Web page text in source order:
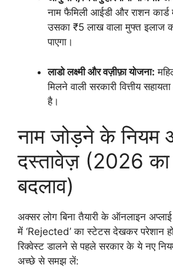
नाम फैमिली आईडी और राशन कार्ड
उसका ₹5 लाख वाला मुफ्त इलाज
पाएगा।
लाडो लक्ष्मी और वज़ीफ़ा योजना:
मिलने वाली सरकारी वित्तीय
है।
नाम जोड़ने के नियम
दस्तावेज़ (2026 का
बदलाव)
अक्सर लोग बिना तैयारी के ऑनलाइन
में ‘Rejected’ का स्टेटस देखकर परेशान
रिक्वेस्ट डालने से पहले सरकार के ये नए
अच्छे से समझ लें: